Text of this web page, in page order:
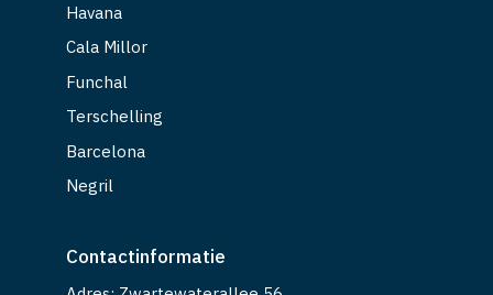
Havana
Cala Millor
Funchal
Terschelling
Barcelona
Negril
Contactinformatie